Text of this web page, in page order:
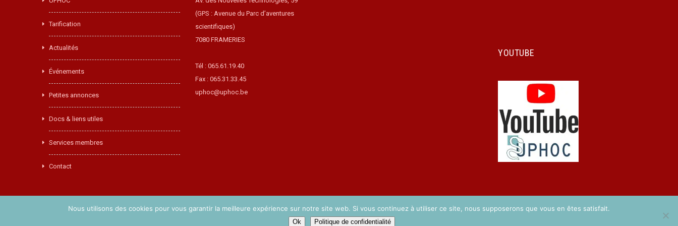
Tarification
Actualités
Événements
Petites annonces
Docs & liens utiles
Services membres
Contact
(GPS : Avenue du Parc d’aventures
scientifiques)
7080 FRAMERIES
Tél : 065.61.19.40
Fax : 065.31.33.45
uphoc@uphoc.be
YOUTUBE
Nous utilisons des cookies pour vous garantir la meilleure expérience sur notre site web. Si vous continuez à utiliser ce site, nous supposerons que vous en êtes satisfait.
Ok Politique de confidentialité